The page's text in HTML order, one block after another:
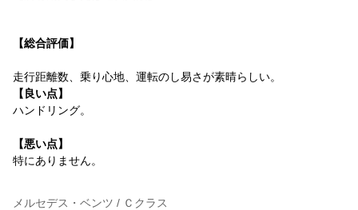
【総合評価】
走行距離数、乗り心地、運転のし易さが素晴らしい。
【良い点】
ハンドリング。
【悪い点】
特にありません。
メルセデス・ベンツ / Ｃクラス